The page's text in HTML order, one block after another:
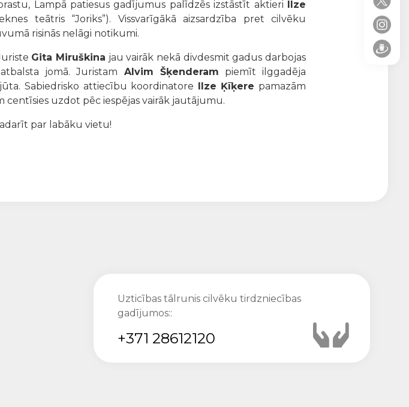
Lampā patiesus gadījumus palīdzēs izstāstīt aktieri Ilze
teātris “Joriks”). Vissvarīgākā aizsardzība pret cilvēku
risinās nelāgi notikumi.
Gita Miruškina jau vairāk nekā divdesmit gadus darbojas
jomā. Juristam Alvim Šķenderam piemīt ilggadēja
Sabiedrisko attiecību koordinatore Ilze Ķīķere pamazām
centīsies uzdot pēc iespējas vairāk jautājumu.
par labāku vietu!
Uzticības tālrunis cilvēku tirdzniecības
gadījumos::
+371 28612120